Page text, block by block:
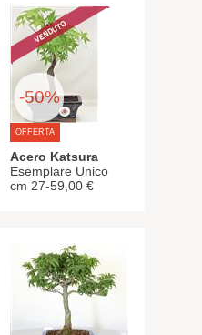
OFFERTA
-50%
Acero Katsura
Esemplare Unico
cm 27-59,00 €